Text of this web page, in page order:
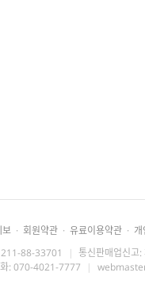
· 회원약관 · 유료이용약관 ·
211-88-33701 | 통신판매업신
: 070-4021-7777 |